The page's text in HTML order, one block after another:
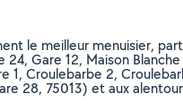
le meilleur menuisier,
Gare 12, Maison
1, Croulebarbe 2,
28, 75013) et aux